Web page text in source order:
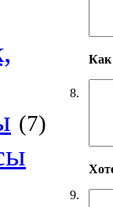
(7)
8.
Как
9.